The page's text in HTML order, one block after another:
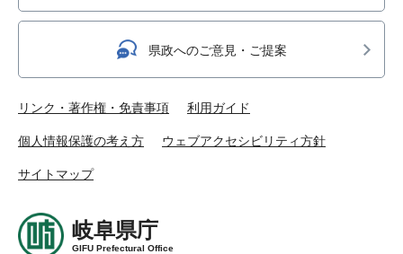
県政へのご意見・ご提案
リンク・著作権・免責事項 利用ガイド
個人情報保護の考え方 ウェブアクセシビリティ方針
サイトマップ
岐阜県庁
GIFU Prefectural Office